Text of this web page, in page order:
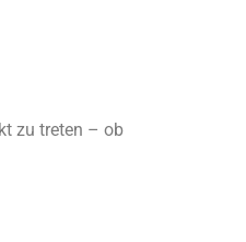
zu treten – ob